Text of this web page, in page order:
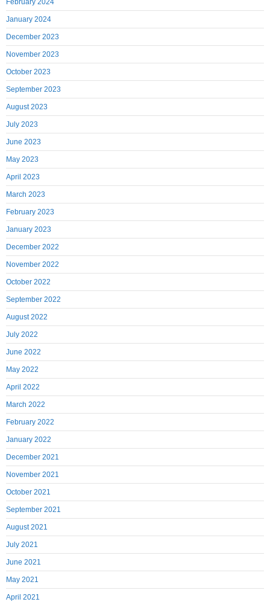
February 2024
January 2024
December 2023
November 2023
October 2023
September 2023
August 2023
July 2023
June 2023
May 2023
April 2023
March 2023
February 2023
January 2023
December 2022
November 2022
October 2022
September 2022
August 2022
July 2022
June 2022
May 2022
April 2022
March 2022
February 2022
January 2022
December 2021
November 2021
October 2021
September 2021
August 2021
July 2021
June 2021
May 2021
April 2021